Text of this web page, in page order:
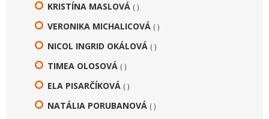
KRISTÍNA MASLOVÁ ( )
VERONIKA MICHALICOVÁ ( )
NICOL INGRID OKÁLOVÁ ( )
TIMEA OLOSOVÁ ( )
ELA PISARČÍKOVÁ ( )
NATÁLIA PORUBANOVÁ ( )